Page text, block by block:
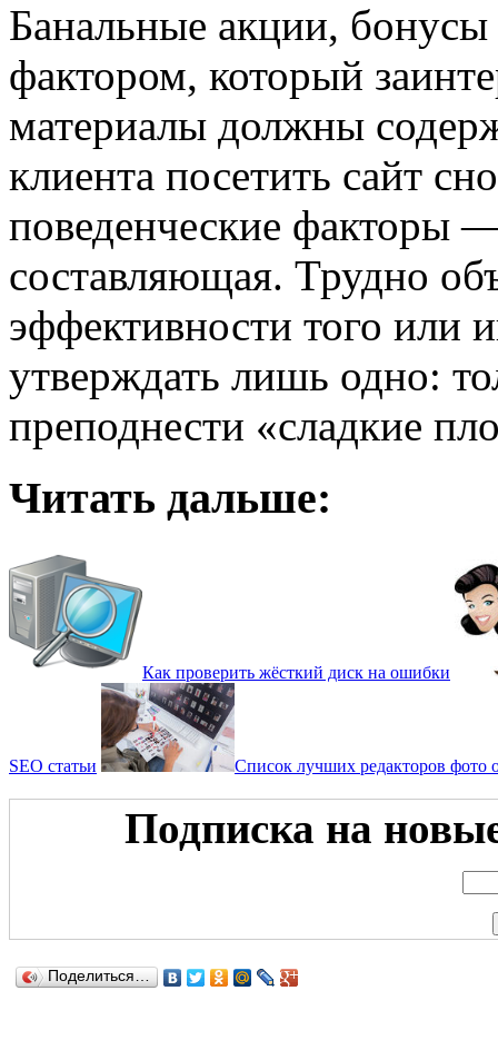
Банальные акции, бонусы
фактором, который
материалы должны
клиента посетить сайт
поведенческие факторы
составляющая. Трудно
эффективности того или
утверждать лишь одно:
преподнести «сладкие
Читать дальше:
Как проверить жёсткий диск на ошибки
SEO статьи Список лучших редакторов фото
Подписка на
Поделиться…